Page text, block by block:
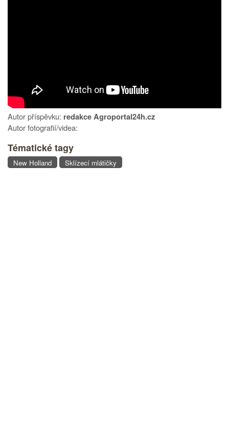
Autor příspěvku: redakce Agroportal24h.cz
Autor fotografií/videa:
Tématické tagy
New Holland Sklízecí mlátičky